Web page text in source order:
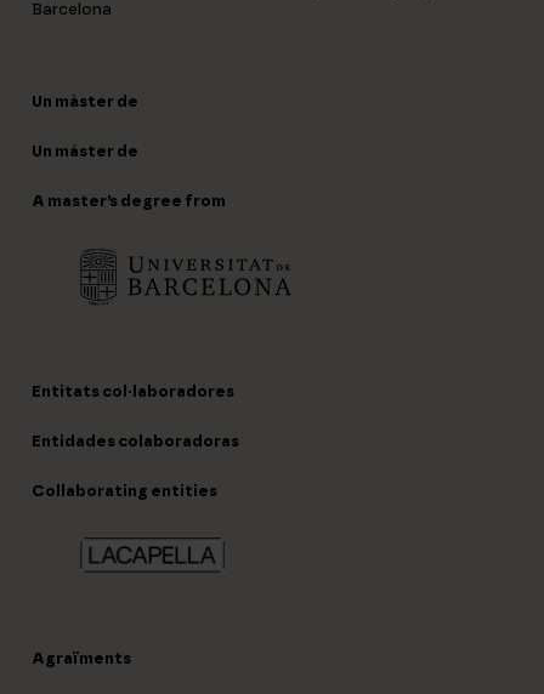
Barcelona
Un màster de
Un máster de
A master’s degree from
Entitats col·laboradores
Entidades colaboradoras
Collaborating entities
Agraïments